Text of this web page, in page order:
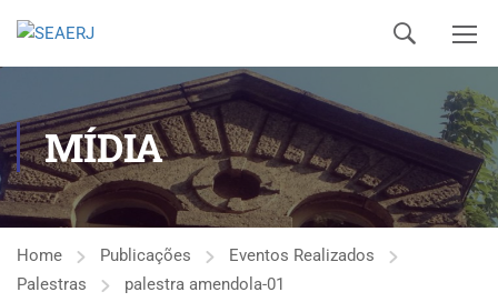
MÍDIA
Home Publicações
Eventos Realizados
Palestras
palestra amendola-01